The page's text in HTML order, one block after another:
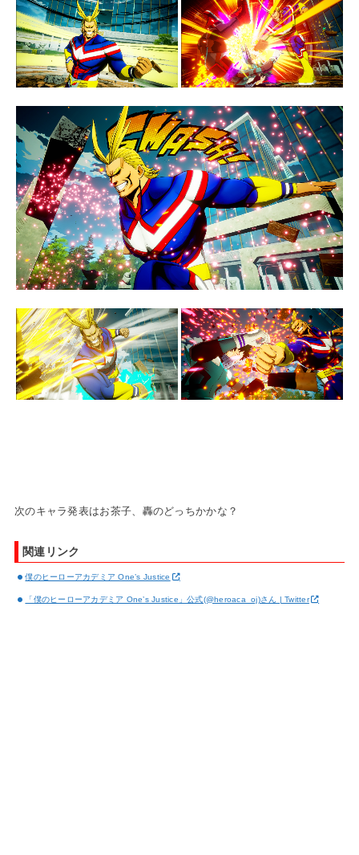
次のキャラ発表はお茶子、轟のどっちかかな？
関連リンク
僕のヒーローアカデミア One’s Justice
「僕のヒーローアカデミア One’s Justice」公式(@heroaca_oj)さん | Twitter